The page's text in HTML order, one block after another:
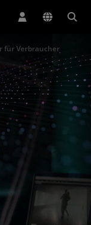
für Verbraucher